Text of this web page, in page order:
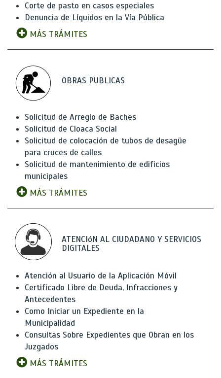
Corte de pasto en casos especiales
Denuncia de Líquidos en la Vía Pública
MÁS TRÁMITES
OBRAS PUBLICAS
Solicitud de Arreglo de Baches
Solicitud de Cloaca Social
Solicitud de colocación de tubos de desagüe
para cruces de calles
Solicitud de mantenimiento de edificios
municipales
MÁS TRÁMITES
ATENCIóN AL CIUDADANO Y SERVICIOS
DIGITALES
Atención al Usuario de la Aplicación Móvil
Certificado Libre de Deuda, Infracciones y
Antecedentes
Como Iniciar un Expediente en la
Municipalidad
Consultas Sobre Expedientes que Obran en los
Juzgados
MÁS TRÁMITES